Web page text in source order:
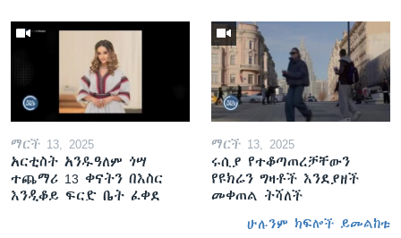
ማርች 13, 2025
አርቲስት አንዱዓለም ጎሣ
ተጨማሪ 13 ቀናትን በእስር
እንዲቆይ ፍርድ ቤት ፈቀደ
ማርች 13, 2025
ሩሲያ የተቆጣጠረቻቸውን
የዩክሬን ግዛቶች እንደያዘች
መቀጠል ትሻለች
ሁሉንም ክፍሎች ይመልከቱ